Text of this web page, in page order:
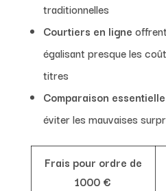
traditionnelles
Courtiers en ligne
égalisant presque les
titres
Comparaison essentielle
éviter les mauvaises
Frais pour ordre de
1000 €